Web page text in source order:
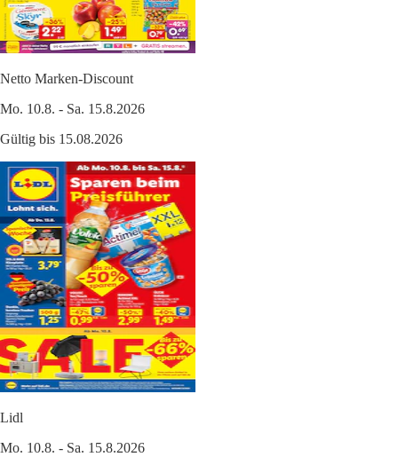
Netto Marken-Discount
Mo. 10.8. - Sa. 15.8.2026
Gültig bis 15.08.2026
Lidl
Mo. 10.8. - Sa. 15.8.2026